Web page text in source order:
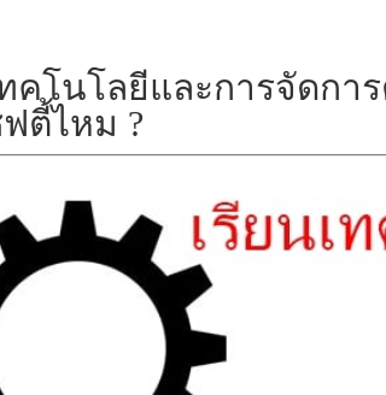
คโนโลยีและการจัดกา
ฟตี้ไหม ?